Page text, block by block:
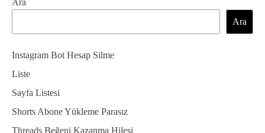
ı
g
e
z
i
n
Ara
Ara
Instagram Bot Hesap Silme
Liste
Sayfa Listesi
Shorts Abone Yükleme Parasız
Threads Beğeni Kazanma Hilesi